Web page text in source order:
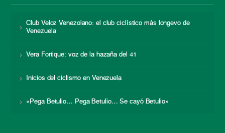
Club Veloz Venezolano: el club ciclístico más longevo de
Venezuela
Vera Fortique: voz de la hazaña del 41
Inicios del ciclismo en Venezuela
«Pega Betulio… Pega Betulio… Se cayó Betulio»